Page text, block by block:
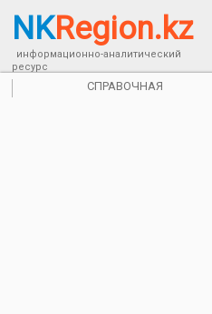
NKRegion.kz
информационно-аналитический
ресурс
СПРАВОЧНАЯ